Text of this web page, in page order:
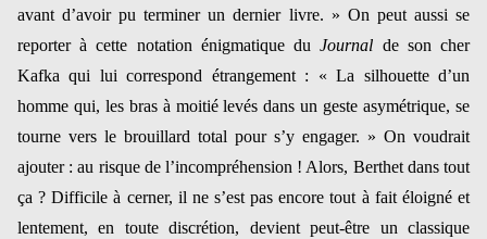
avant d’avoir pu terminer un dernier livre. » On peut aussi se
reporter à cette notation énigmatique duJournal de son cher
Kafka qui lui correspond étrangement : « La silhouette d’un
homme qui, les bras à moitié levés dans un geste asymétrique, se
tourne vers le brouillard total pour s’y engager. » On voudrait
ajouter : au risque de l’incompréhension ! Alors, Berthet dans tout
ça ? Difficile à cerner, il ne s’est pas encore tout à fait éloigné et
lentement, en toute discrétion, devient peut-être un classique